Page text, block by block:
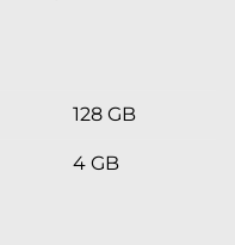
128 GB
4 GB